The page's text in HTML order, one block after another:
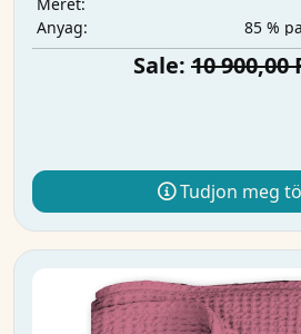
Anyag:
85 %
Sale: 10 900,00
Tudjon meg